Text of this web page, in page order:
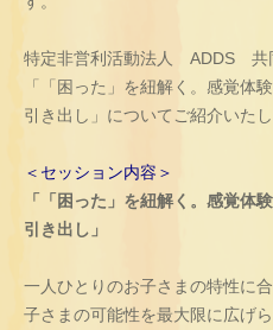
特定非営利活動法人 ADDS 共
「「困った」を紐解く。感覚体
引き出し」についてご紹介いたし
＜セッション内容＞
「「困った」を紐解く。感覚体
引き出し」
一人ひとりのお子さまの特性に
子さまの可能性を最大限に広げ